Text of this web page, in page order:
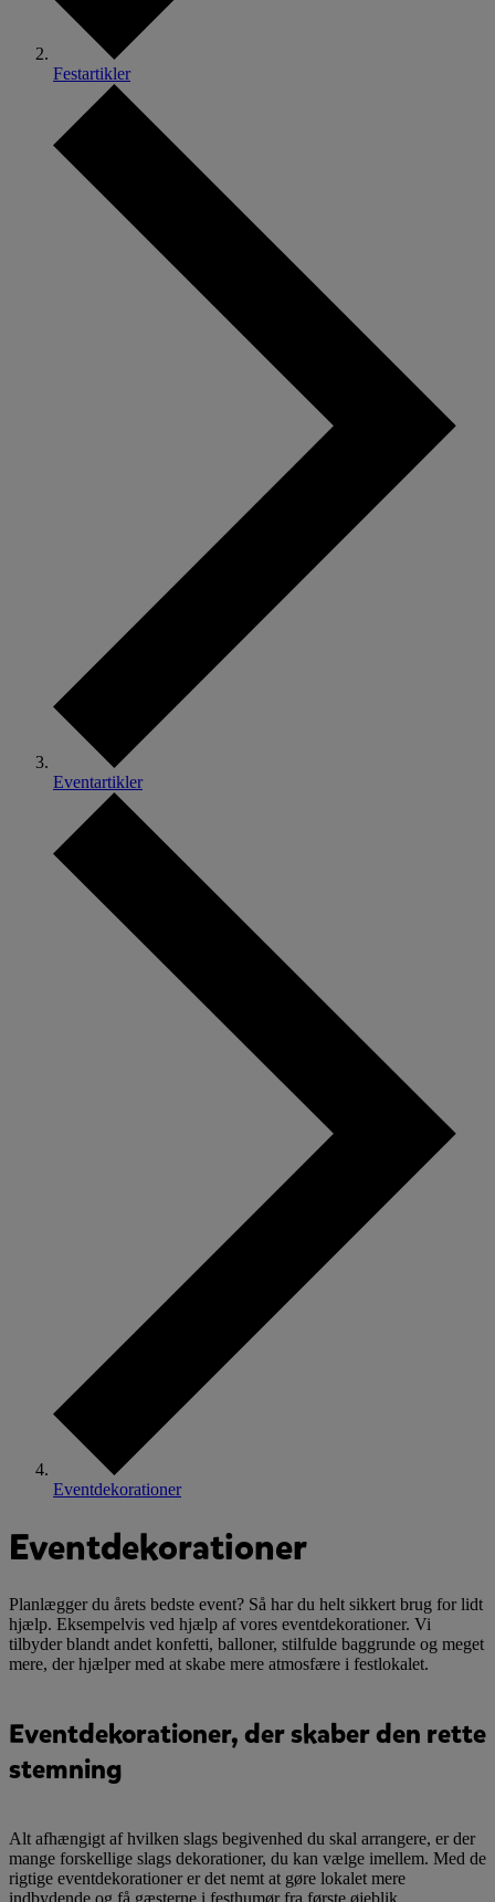
Festartikler
Eventartikler
Eventdekorationer
Eventdekorationer
Planlægger du årets bedste event? Så har du helt sikkert brug for lidt
hjælp. Eksempelvis ved hjælp af vores eventdekorationer. Vi
tilbyder blandt andet konfetti, balloner, stilfulde baggrunde og meget
mere, der hjælper med at skabe mere atmosfære i festlokalet.
Eventdekorationer, der skaber den rette
stemning
Alt afhængigt af hvilken slags begivenhed du skal arrangere, er der
mange forskellige slags dekorationer, du kan vælge imellem. Med de
rigtige eventdekorationer er det nemt at gøre lokalet mere
indbydende og få gæsterne i festhumør fra første øjeblik.